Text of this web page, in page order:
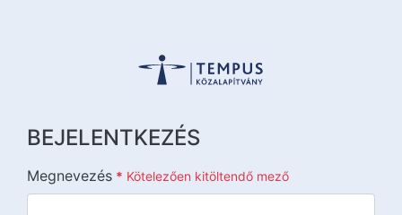
BEJELENTKEZÉS
Megnevezés * Kötelezően kitöltendő mező